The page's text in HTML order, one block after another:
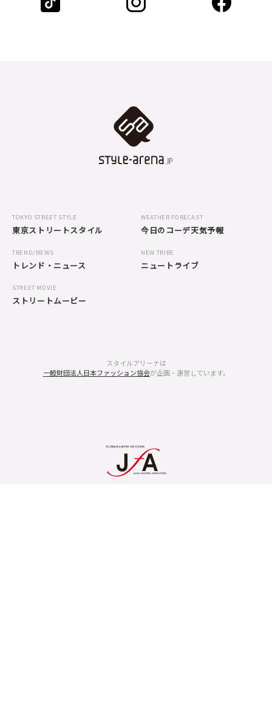
TOKYO STREET STYLE
東京ストリートスタイル
WEATHER FORECAST
今日のコーデ天気予報
TREND/NEWS
トレンド・ニュース
NEW TRIBE
ニュートライブ
STREET MOVIE
ストリートムービー
スタイルアリーナは
一般財団法人日本ファッション協会が企画・運営しています。